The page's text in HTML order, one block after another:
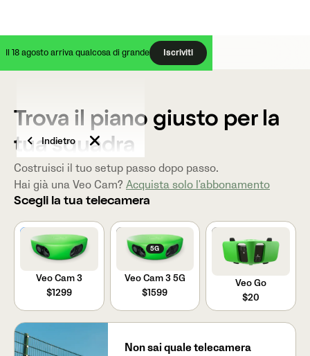
Il 18 agosto arriva qualcosa di grande Iscriviti
Indietro
Trova il piano giusto per la
tua squadra
Costruisci il tuo setup passo dopo passo.
Hai già una Veo Cam? Acquista solo l'abbonamento
Scegli la tua telecamera
Veo Cam 3
$1299
5G
Veo Cam 3 5G
$1599
Veo Go
$20
Non sai quale telecamera